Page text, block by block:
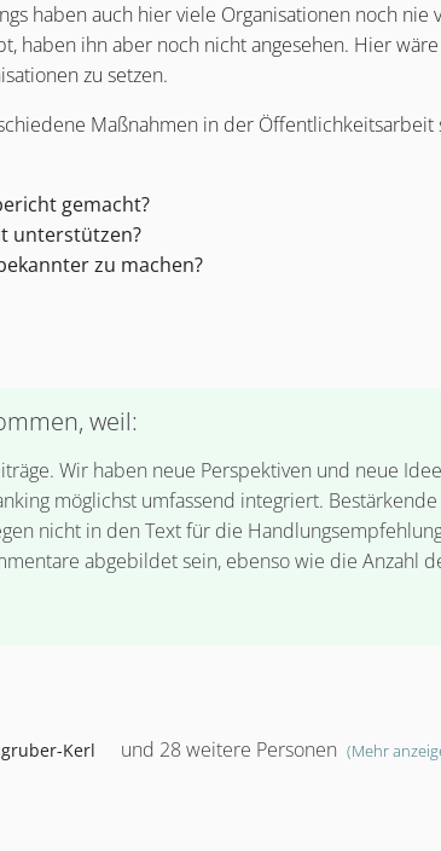
haben auch hier viele Organisationen noch nie
haben ihn aber noch nicht angesehen. Hier
zu setzen.
Maßnahmen in der Öffentlichkeitsarbeit
gemacht?
unterstützen?
zu machen?
weil:
Wir haben neue Perspektiven und neue
möglichst umfassend integriert.
nicht in den Text für die
abgebildet sein, ebenso wie die Anzahl
Kerl und 28 weitere Personen (Mehr